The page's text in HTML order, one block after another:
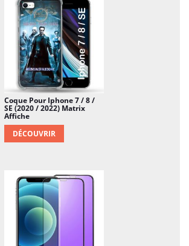
Coque Pour Iphone 7 / 8 /
SE (2020 / 2022) Matrix
Affiche
DÉCOUVRIR